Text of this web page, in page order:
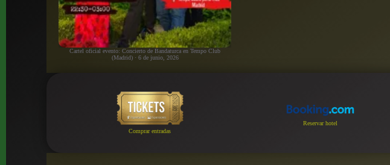
Cartel oficial evento: Concierto de Bandaturca en Tempo Club
(Madrid) · 6 de junio, 2026
Comprar entradas
Reservar hotel